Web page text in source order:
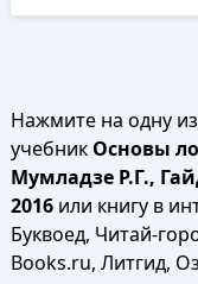
Нажмите на одну
учебник Основы
Мумладзе Р.Г.,
2016или книгу в
Буквоед, Читай-
Books.ru, Литгид,